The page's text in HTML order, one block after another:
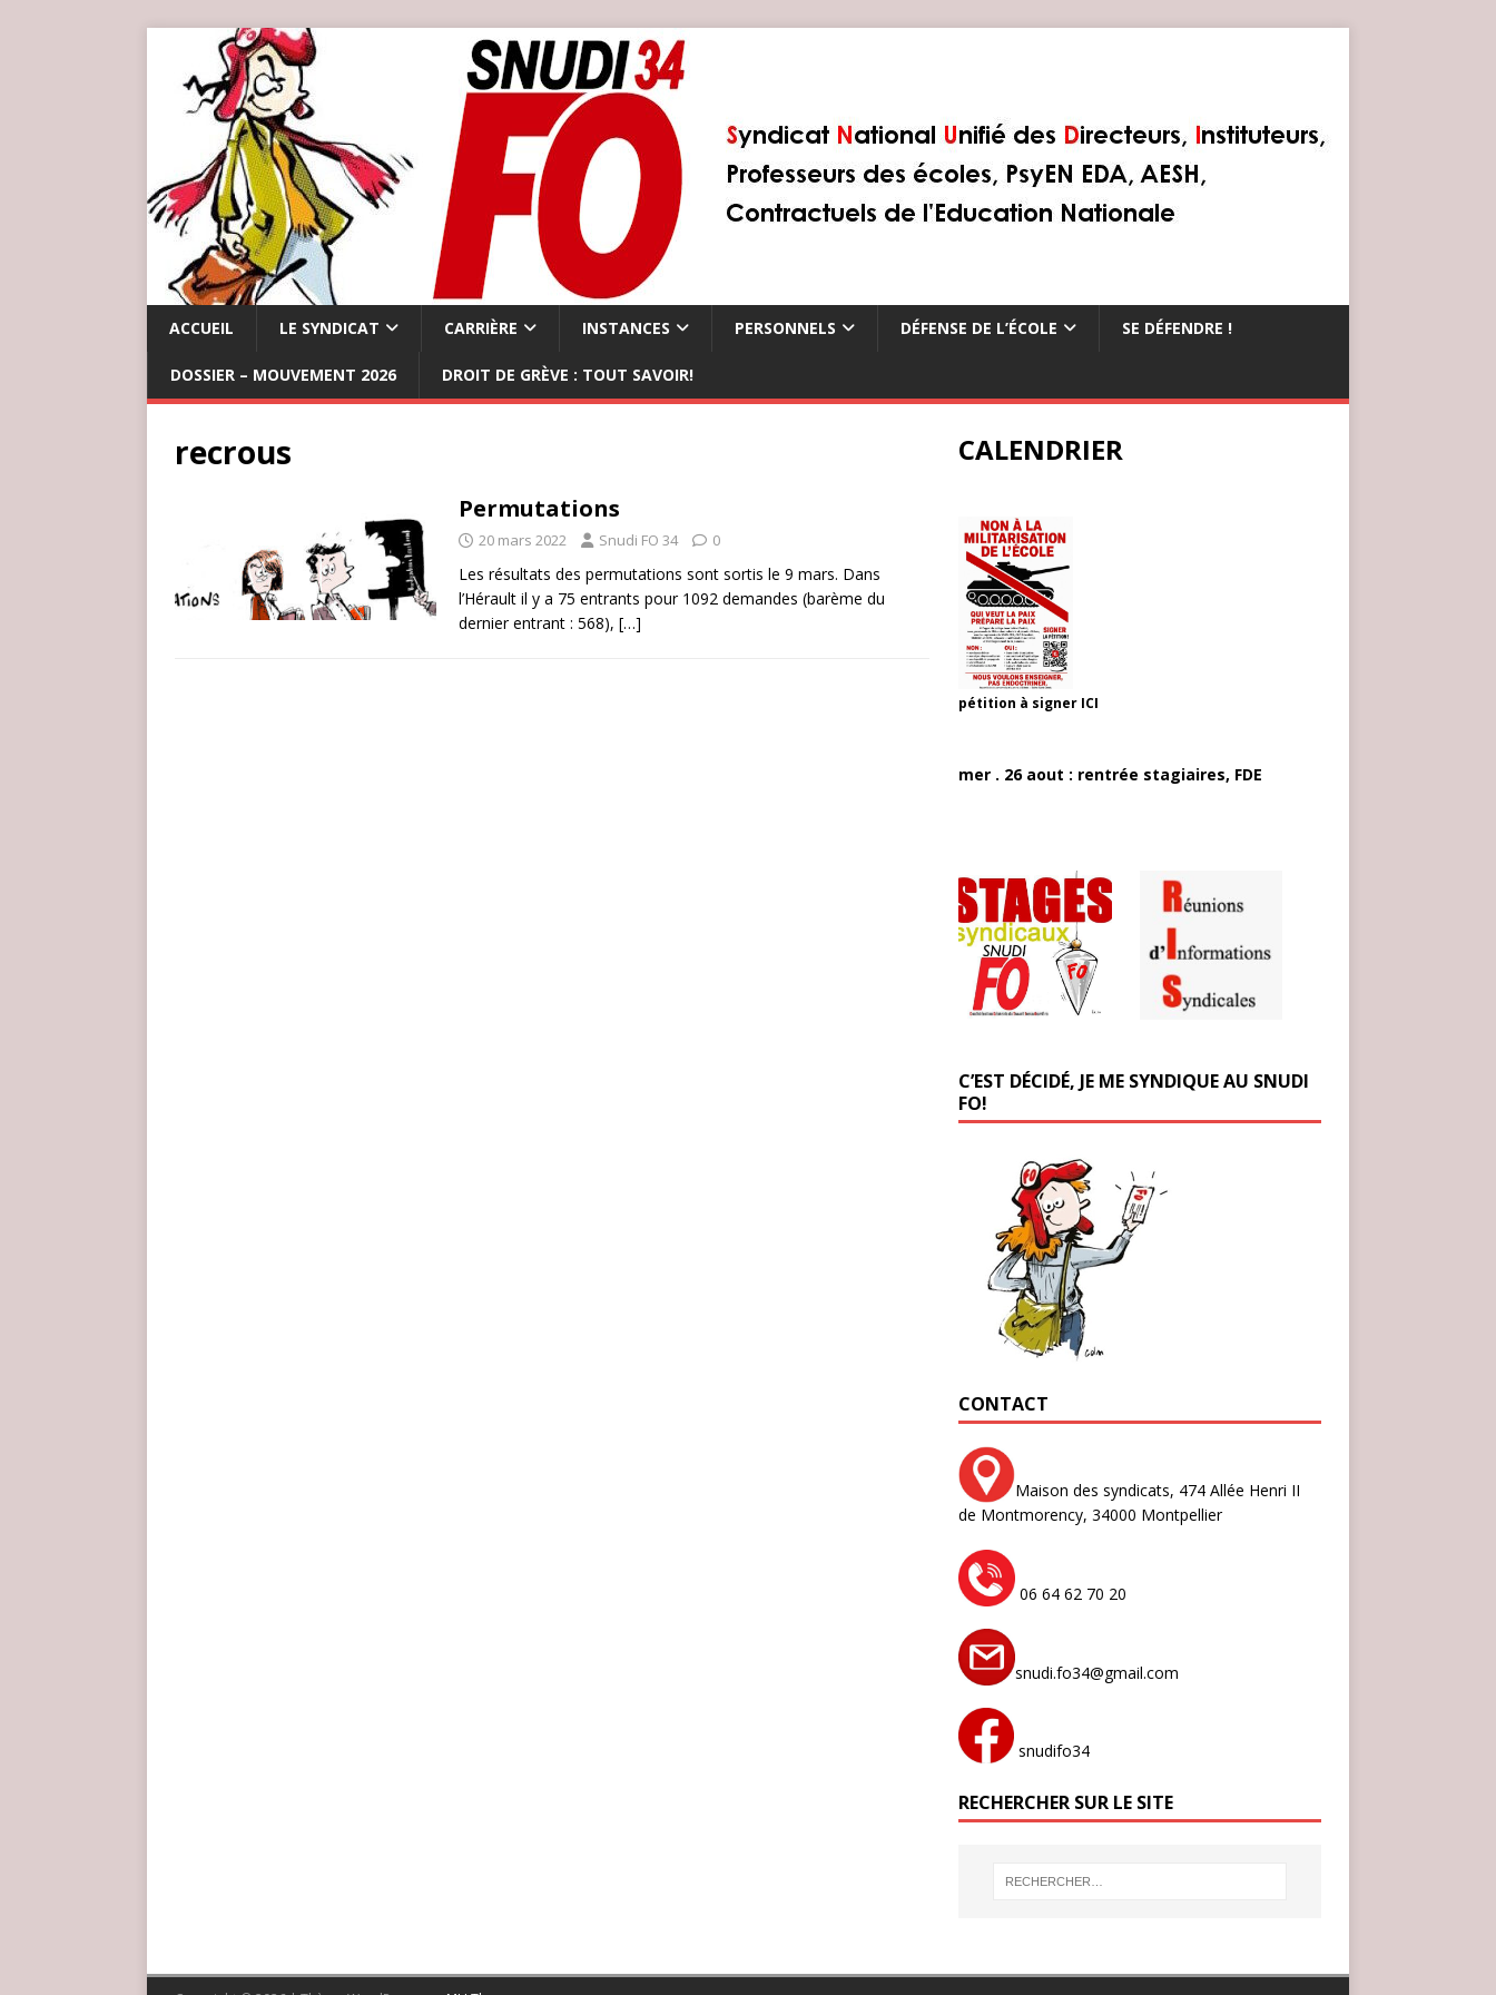
ACCUEIL LE SYNDICAT CARRIÈRE INSTANCES PERSONNELS DÉFENSE DE L’ÉCOLE SE DÉFENDRE !
DOSSIER – MOUVEMENT 2026 DROIT DE GRÈVE : TOUT SAVOIR!
recrous
Permutations
20 mars 2022 Snudi FO 34 0
Les résultats des permutations sont sortis le 9 mars. Dans
l’Hérault il y a 75 entrants pour 1092 demandes (barème du
dernier entrant : 568), […]
CALENDRIER
pétition à signer ICI
mer . 26 aout : rentrée stagiaires, FDE
C’EST DÉCIDÉ, JE ME SYNDIQUE AU SNUDI
FO!
CONTACT
Maison des syndicats, 474 Allée Henri II
de Montmorency, 34000 Montpellier
06 64 62 70 20
snudi.fo34@gmail.com
snudifo34
RECHERCHER SUR LE SITE